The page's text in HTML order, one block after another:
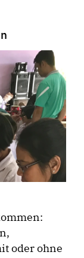
oder ohne